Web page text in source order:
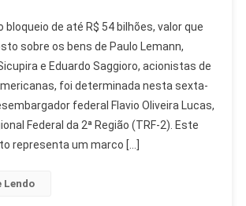
Bloqueio
De
R$
54
Bi
De
Acionistas
bloqueio de até R$ 54 bilhões, valor que
sobre os bens de Paulo Lemann,
e Eduardo Saggioro, acionistas de
foi determinada nesta sexta-
federal Flavio Oliveira Lucas,
Federal da 2ª Região (TRF-2). Este
representa um marco […]
Lendo